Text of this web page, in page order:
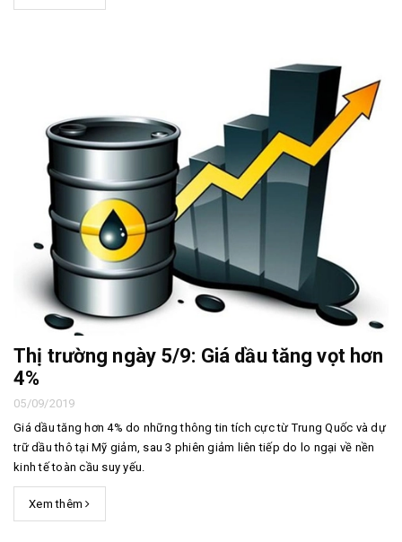
Thị trường ngày 5/9: Giá dầu tăng vọt hơn
4%
05/09/2019
Giá dầu tăng hơn 4% do những thông tin tích cực từ Trung Quốc và dự
trữ dầu thô tại Mỹ giảm, sau 3 phiên giảm liên tiếp do lo ngại về nền
kinh tế toàn cầu suy yếu.
Xem thêm